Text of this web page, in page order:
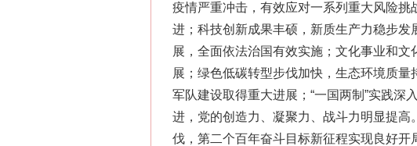
疫情严重冲击，有效应对一系列重大风险
进；科技创新成果丰硕，新质生产力稳步
展，全面依法治国有效实施；文化事业和
展；绿色低碳转型步伐加快，生态环境质
军队建设取得重大进展；“一国两制”实践
进，党的创造力、凝聚力、战斗力明显提
伐，第二个百年奋斗目标新征程实现良好